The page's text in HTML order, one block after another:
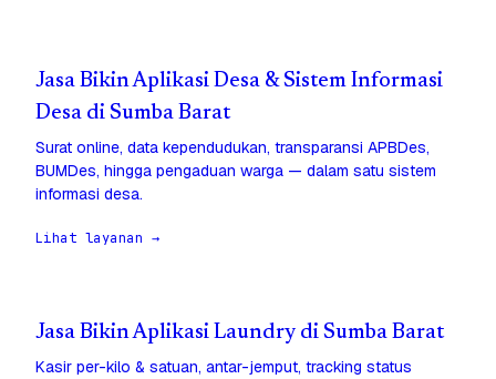
Jasa Bikin Aplikasi Desa & Sistem Informasi
Desa di Sumba Barat
Surat online, data kependudukan, transparansi APBDes,
BUMDes, hingga pengaduan warga — dalam satu sistem
informasi desa.
Lihat layanan →
Jasa Bikin Aplikasi Laundry di Sumba Barat
Kasir per-kilo & satuan, antar-jemput, tracking status